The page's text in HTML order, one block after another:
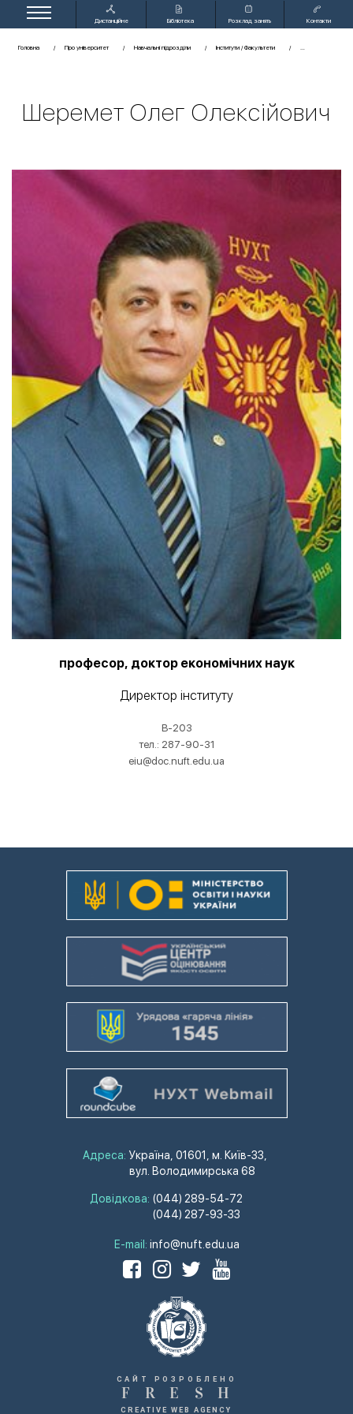
Дистанційне
Бібліотека Розклад занять Контакти
Головна Про університет Навчальні підрозділи Інститути / Факультети
Шеремет Олег Олексійович
професор, доктор економічних наук
Директор інституту
В-203
тел.: 287-90-31
eiu@doc.nuft.edu.ua
Адреса: Україна, 01601, м. Київ-33,
вул. Володимирська 68
Довідкова: (044) 289-54-72
(044) 287-93-33
E-mail: info@nuft.edu.ua
САЙТ РОЗРОБЛЕНО
F R E S H
CREATIVE WEB AGENCY